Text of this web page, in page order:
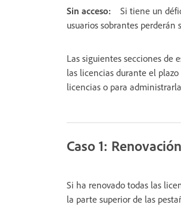
Sin acceso:
Si tiene un
usuarios sobrantes perderán
Las siguientes secciones de
las licencias durante el
licencias o para
Caso 1:
Si ha renovado todas las
la parte superior de las